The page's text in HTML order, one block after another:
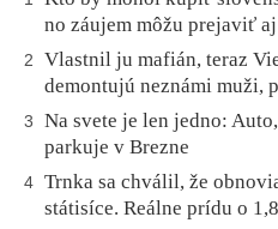
no záujem môžu prejaviť
2
Vlastnil ju mafián, teraz
demontujú neznámi muži,
3
Na svete je len jedno:
parkuje v Brezne
4 Trnka sa chválil, že
státisíce. Reálne prídu o